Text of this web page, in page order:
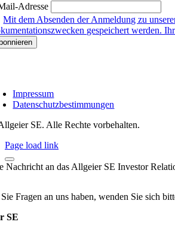
Adresse
Mit dem Absenden der Anmeldung zu
gespeichert werden.
Impressum
Datenschutzbestimmungen
SE. Alle Rechte vorbehalten.
Page load link
Nachricht an das Allgeier SE Investor
Fragen an uns haben, wenden Sie sich
SE